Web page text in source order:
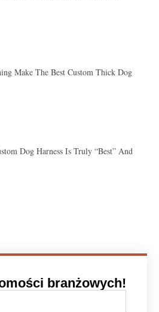
Make The Best Custom Thick Dog
Dog Harness Is Truly “best” And
branżowych!